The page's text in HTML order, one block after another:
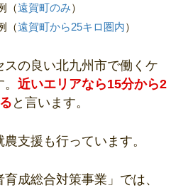
（遠賀町のみ）
（遠賀町から25キロ圏内）
の良い北九州市で働くケ
近いエリアなら15分から2
と言います。
支援も行っています。
成総合対策事業」では、